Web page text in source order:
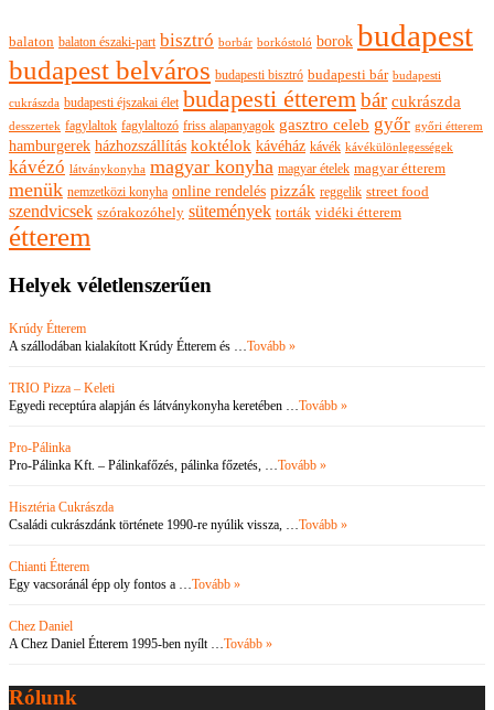
balaton balaton északi-part bisztró borbár borkóstoló borok budapest
budapest belváros budapesti bisztró budapesti bár budapesti
cukrászda budapesti éjszakai élet budapesti étterembár cukrászda
desszertek fagylaltok fagylaltozó friss alapanyagok gasztro celeb győr győri étterem
hamburgerek házhozszállítás koktélok kávéház kávék kávékülönlegességek
kávézó látványkonyha magyar konyha magyar ételek magyar étterem
menük nemzetközi konyha online rendelés pizzák reggelik street food
szendvicsek szórakozóhely sütemények torták vidéki étterem
étterem
Helyek véletlenszerűen
Krúdy Étterem
A szállodában kialakított Krúdy Étterem és …Tovább »
TRIO Pizza – Keleti
Egyedi receptúra alapján és látványkonyha keretében …Tovább »
Pro-Pálinka
Pro-Pálinka Kft. – Pálinkafőzés, pálinka főzetés, …Tovább »
Hisztéria Cukrászda
Családi cukrászdánk története 1990-re nyúlik vissza, …Tovább »
Chianti Étterem
Egy vacsoránál épp oly fontos a …Tovább »
Chez Daniel
A Chez Daniel Étterem 1995-ben nyílt …Tovább »
Rólunk